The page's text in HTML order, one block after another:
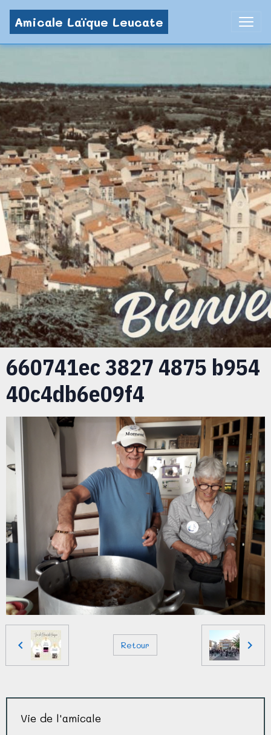
Amicale Laïque Leucate
660741ec 3827 4875 b954
40c4db6e09f4
Retour
Vie de l'amicale